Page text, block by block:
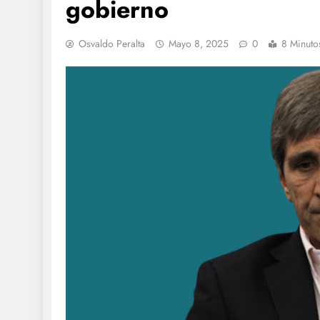
gobierno
Osvaldo Peralta Mayo 8, 2025 0 8